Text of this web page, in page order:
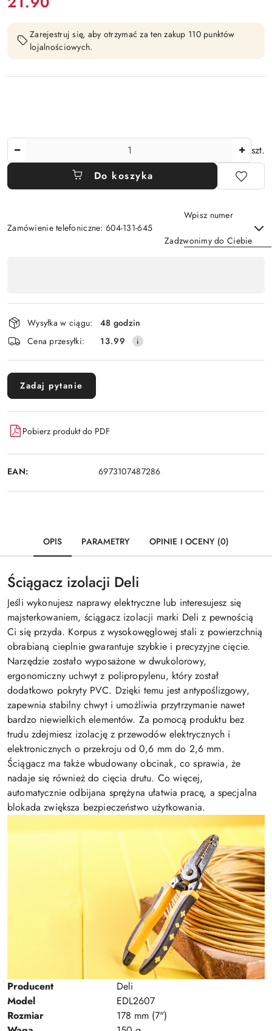
Zarejestruj się, aby otrzymać za ten zakup 110 punktów
lojalnościowych.
szt.
Do koszyka
Zamówienie telefoniczne: 604-131-645
Wpisz numer
Zadzwonimy do Ciebie
płatność
i
dostawa
Wysyłka w ciągu:
48 godzin
Cena przesyłki:
13.99
Zadaj pytanie
Pobierz produkt do PDF
EAN: 6973107487286
OPIS PARAMETRY OPINIE I OCENY (0)
Ściągacz izolacji Deli
Jeśli wykonujesz naprawy elektryczne lub interesujesz się
majsterkowaniem, ściągacz izolacji marki Deli z pewnością
Ci się przyda. Korpus z wysokowęglowej stali z powierzchnią
obrabianą cieplnie gwarantuje szybkie i precyzyjne cięcie.
Narzędzie zostało wyposażone w dwukolorowy,
ergonomiczny uchwyt z polipropylenu, który został
dodatkowo pokryty PVC. Dzięki temu jest antypoślizgowy,
zapewnia stabilny chwyt i umożliwia przytrzymanie nawet
bardzo niewielkich elementów. Za pomocą produktu bez
trudu zdejmiesz izolację z przewodów elektrycznych i
elektronicznych o przekroju od 0,6 mm do 2,6 mm.
Ściągacz ma także wbudowany obcinak, co sprawia, że
nadaje się również do cięcia drutu. Co więcej,
automatycznie odbijana sprężyna ułatwia pracę, a specjalna
blokada zwiększa bezpieczeństwo użytkowania.
Producent
Deli
Model
EDL2607
Rozmiar
178 mm (7")